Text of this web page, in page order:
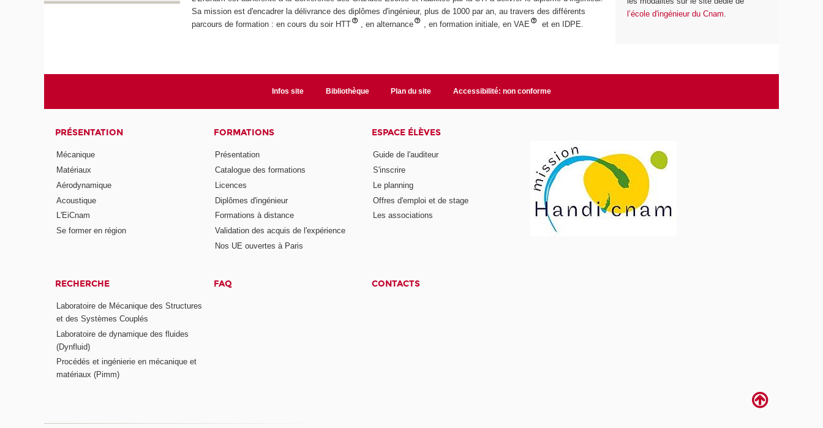
Sa mission est d'encadrer la délivrance des diplômes d'ingénieur, plus de 1000 par an, au travers des différents
parcours de formation : en cours du soir HTT
, en alternance , en formation initiale, en VAE et en IDPE.
l’école d'ingénieur du Cnam.
Infos site Bibliothèque Plan du site Accessibilité: non conforme
PRÉSENTATION
Mécanique
Matériaux
Aérodynamique
Acoustique
L'EiCnam
Se former en région
FORMATIONS
Présentation
Catalogue des formations
Licences
Diplômes d'ingénieur
Formations à distance
Validation des acquis de l'expérience
Nos UE ouvertes à Paris
ESPACE ÉLÈVES
Guide de l'auditeur
S'inscrire
Le planning
Offres d'emploi et de stage
Les associations
RECHERCHE
Laboratoire de Mécanique des Structures
et des Systèmes Couplés
Laboratoire de dynamique des fluides
(Dynfluid)
Procédés et ingénierie en mécanique et
matériaux (Pimm)
FAQ CONTACTS